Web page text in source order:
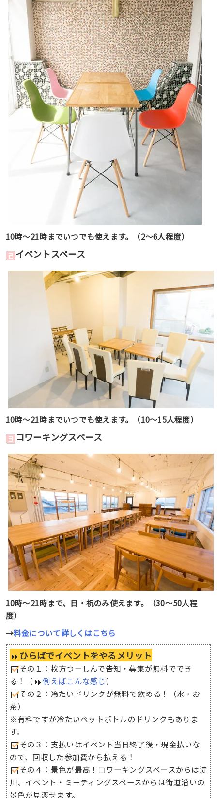
10時〜21時までいつでも使えます。（2〜6人程度）
イベントスペース
10時〜21時までいつでも使えます。（10〜15人程度）
コワーキングスペース
10時〜21時まで、日・祝のみ使えます。（30〜50人程
度）
→料金について詳しくはこちら
ひらばでイベントをやるメリット
その１：枚方つーしんで告知・募集が無料ででき
る！（
例えばこんな感じ）
その２：冷たいドリンクが無料で飲める！（水・お
茶）
※有料ですが冷たいペットボトルのドリンクもありま
す。
その３：支払いはイベント当日終了後・現金払いな
ので、回収した参加費から払える！
その４：景色が最高！コワーキングスペースからは淀
川、イベント・ミーティングスペースからは街道沿いの
景色が見渡せます。